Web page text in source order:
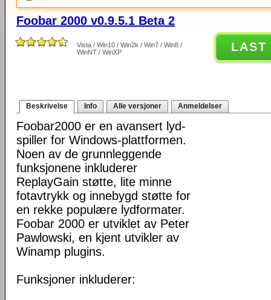
Foobar 2000 v0.9.5.1 Beta 2
Vista / Win10 / Win2k / Win7 / Win8 /
WinNT / WinXP
LAST
Beskrivelse Info Alle versjoner Anmeldelser
Foobar2000 er en avansert lyd-
spiller for Windows-plattformen.
Noen av de grunnleggende
funksjonene inkluderer
ReplayGain støtte, lite minne
fotavtrykk og innebygd støtte for
en rekke populære lydformater.
Foobar 2000 er utviklet av Peter
Pawlowski, en kjent utvikler av
Winamp plugins.
Funksjoner inkluderer: